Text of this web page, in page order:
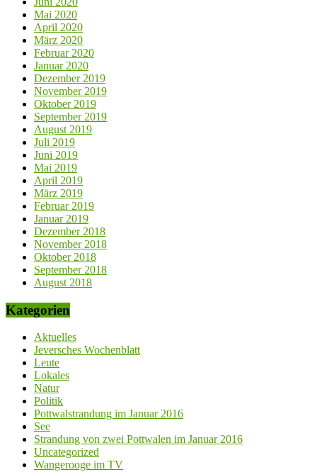
Mai 2020
April 2020
März 2020
Februar 2020
Januar 2020
Dezember 2019
November 2019
Oktober 2019
September 2019
August 2019
Juli 2019
Juni 2019
Mai 2019
April 2019
März 2019
Februar 2019
Januar 2019
Dezember 2018
November 2018
Oktober 2018
September 2018
August 2018
Kategorien
Aktuelles
Jeversches Wochenblatt
Leute
Lokales
Natur
Politik
Pottwalstrandung im Januar 2016
See
Strandung von zwei Pottwalen im Januar 2016
Uncategorized
Wangerooge im TV